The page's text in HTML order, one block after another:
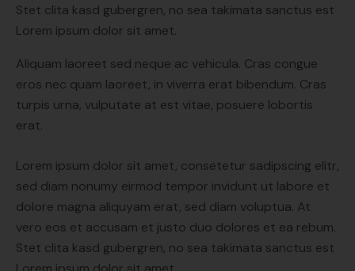
Stet clita kasd gubergren, no sea takimata sanctus est
Lorem ipsum dolor sit amet.
Aliquam laoreet sed neque ac vehicula. Cras congue
eros nec quam laoreet, in viverra erat bibendum. Cras
turpis urna, vulputate at est vitae, posuere lobortis
erat.
Lorem ipsum dolor sit amet, consetetur sadipscing elitr,
sed diam nonumy eirmod tempor invidunt ut labore et
dolore magna aliquyam erat, sed diam voluptua. At
vero eos et accusam et justo duo dolores et ea rebum.
Stet clita kasd gubergren, no sea takimata sanctus est